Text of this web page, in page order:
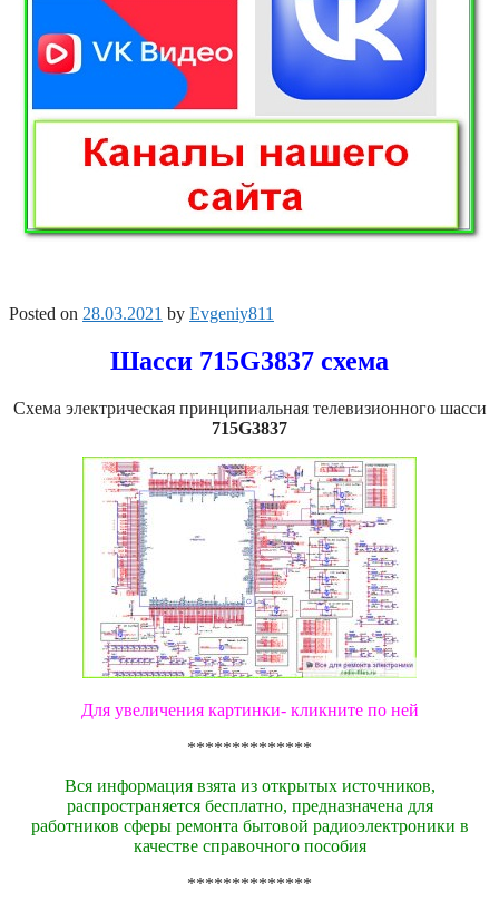
Posted on 28.03.2021 by Evgeniy811
Шасси 715G3837 схема
Схема электрическая принципиальная телевизионного шасси
715G3837
Для увеличения картинки- кликните по ней
**************
Вся информация взята из открытых источников,
распространяется бесплатно, предназначена для
работников сферы ремонта бытовой радиоэлектроники в
качестве справочного пособия
**************